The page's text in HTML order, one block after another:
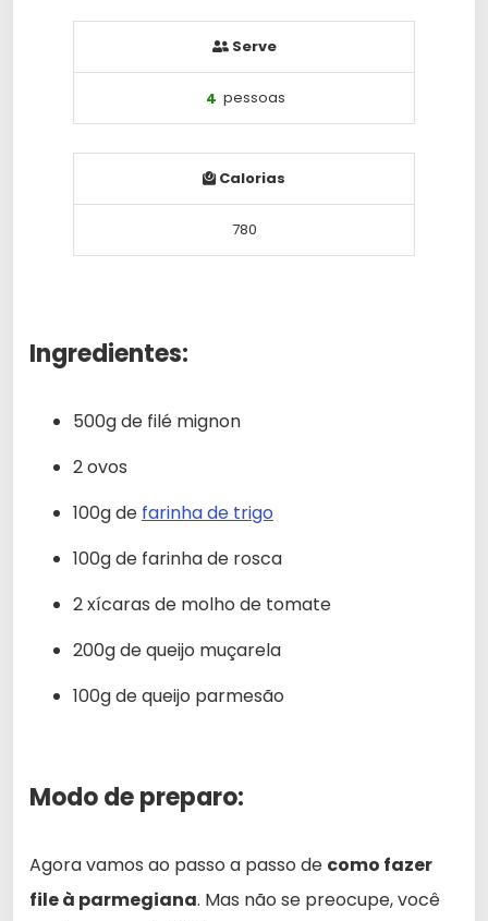
Serve
4 pessoas
Calorias
780
Ingredientes:
500g de filé mignon
2 ovos
100g de farinha de trigo
100g de farinha de rosca
2 xícaras de molho de tomate
200g de queijo muçarela
100g de queijo parmesão
Modo de preparo:
Agora vamos ao passo a passo de como fazer
file à parmegiana. Mas não se preocupe, você